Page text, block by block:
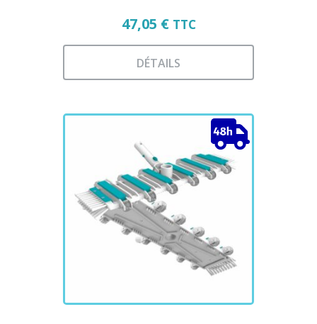
47,05 € TTC
DÉTAILS
a
variations.
Les
options
peuvent
être
choisies
sur
du